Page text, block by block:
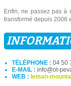
Enfin, ne passez pas à
transformé depuis 2006
TÉLÉPHONE : 04 50
E-MAIL : info@ot-
WEB : leman-